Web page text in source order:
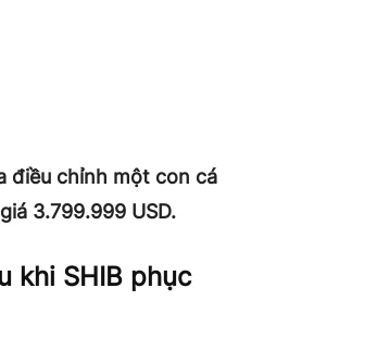
điều chỉnh một con cá
3.799.999 USD.
khi SHIB phục